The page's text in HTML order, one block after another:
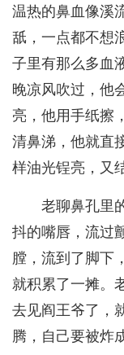
温热的鼻血像溪
舐，一点都不想
子里有那么多血
晚凉风吹过，他
亮，他用手纸擦
清鼻涕，他就直
样油光锃亮，又
老聊鼻孔里
抖的嘴唇，流过
膛，流到了脚下
就积累了一摊。
去见阎王爷了，
腾，自己要被炸